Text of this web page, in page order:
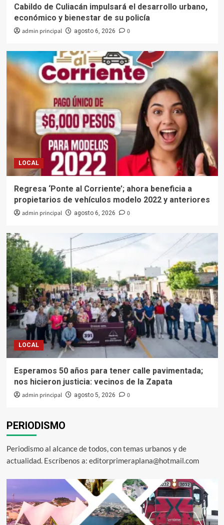
Cabildo de Culiacán impulsará el desarrollo urbano,
económico y bienestar de su policía
admin principal agosto 6, 2026 0
LOCAL
Regresa ‘Ponte al Corriente’; ahora beneficia a
propietarios de vehículos modelo 2022 y anteriores
admin principal agosto 6, 2026 0
LOCAL
Esperamos 50 años para tener calle pavimentada;
nos hicieron justicia: vecinos de la Zapata
admin principal agosto 5, 2026 0
PERIODISMO
Periodismo al alcance de todos, con temas urbanos y de
actualidad. Escríbenos a: editorprimeraplana@hotmail.com